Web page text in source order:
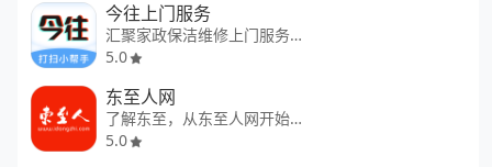
今往上门服务
汇聚家政保洁维修上门服务平台
5.0
东至人网
了解东至，从东至人网开始！
5.0